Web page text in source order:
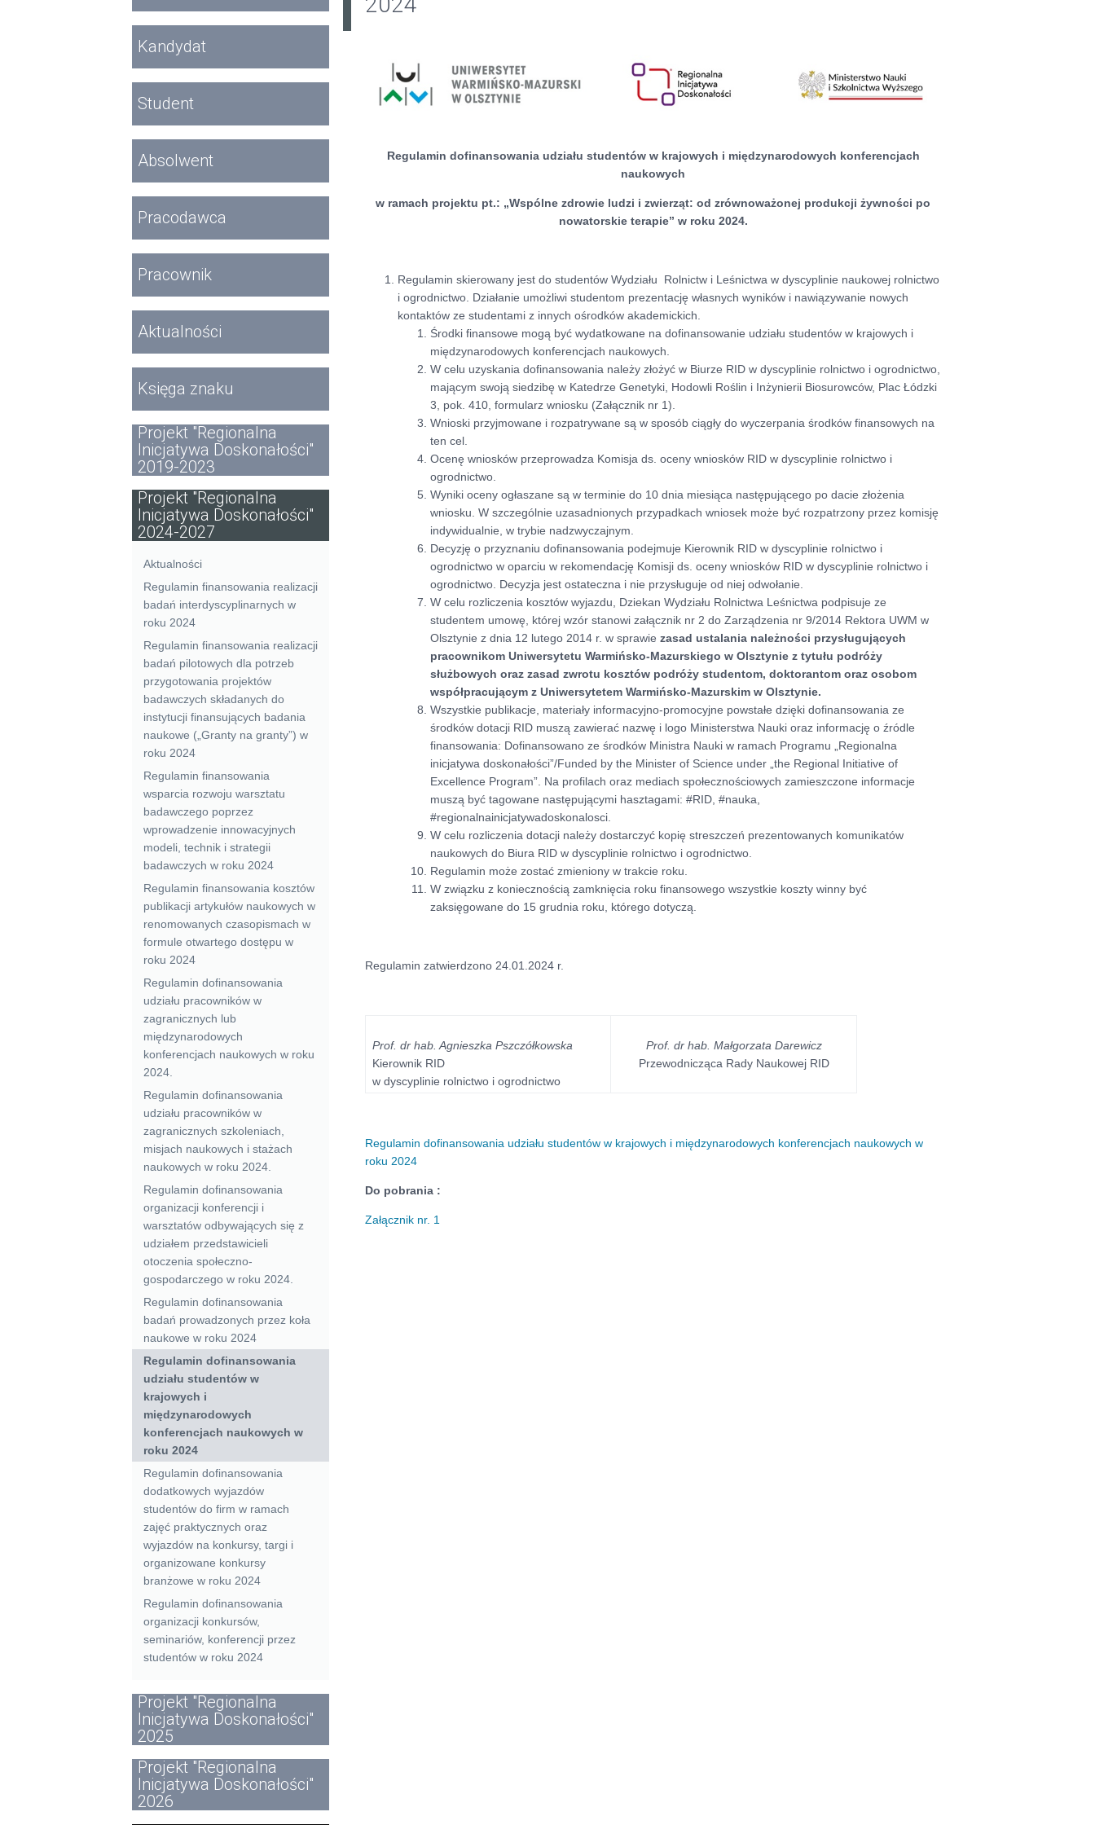
Kandydat
Student
Absolwent
Pracodawca
Pracownik
Aktualności
Księga znaku
Projekt "Regionalna
Inicjatywa Doskonałości"
2019-2023
Projekt "Regionalna
Inicjatywa Doskonałości"
2024-2027
Aktualności
Regulamin finansowania realizacji
badań interdyscyplinarnych w
roku 2024
Regulamin finansowania realizacji
badań pilotowych dla potrzeb
przygotowania projektów
badawczych składanych do
instytucji finansujących badania
naukowe („Granty na granty”) w
roku 2024
Regulamin finansowania
wsparcia rozwoju warsztatu
badawczego poprzez
wprowadzenie innowacyjnych
modeli, technik i strategii
badawczych w roku 2024
Regulamin finansowania kosztów
publikacji artykułów naukowych w
renomowanych czasopismach w
formule otwartego dostępu w
roku 2024
Regulamin dofinansowania
udziału pracowników w
zagranicznych lub
międzynarodowych
konferencjach naukowych w roku
2024.
Regulamin dofinansowania
udziału pracowników w
zagranicznych szkoleniach,
misjach naukowych i stażach
naukowych w roku 2024.
Regulamin dofinansowania
organizacji konferencji i
warsztatów odbywających się z
udziałem przedstawicieli
otoczenia społeczno-
gospodarczego w roku 2024.
Regulamin dofinansowania
badań prowadzonych przez koła
naukowe w roku 2024
Regulamin dofinansowania
udziału studentów w
krajowych i
międzynarodowych
konferencjach naukowych w
roku 2024
Regulamin dofinansowania
dodatkowych wyjazdów
studentów do firm w ramach
zajęć praktycznych oraz
wyjazdów na konkursy, targi i
organizowane konkursy
branżowe w roku 2024
Regulamin dofinansowania
organizacji konkursów,
seminariów, konferencji przez
studentów w roku 2024
Projekt "Regionalna
Inicjatywa Doskonałości"
2025
Projekt "Regionalna
Inicjatywa Doskonałości"
2026
Regulamin dofinansowania udziału studentów w krajowych i międzynarodowych konferencjach
naukowych
w ramach projektu pt.: „Wspólne zdrowie ludzi i zwierząt: od zrównoważonej produkcji żywności po
nowatorskie terapie” w roku 2024.
Regulamin skierowany jest do studentów Wydziału Rolnictw i Leśnictwa w dyscyplinie naukowej rolnictwo
i ogrodnictwo. Działanie umożliwi studentom prezentację własnych wyników i nawiązywanie nowych
kontaktów ze studentami z innych ośrodków akademickich.
Środki finansowe mogą być wydatkowane na dofinansowanie udziału studentów w krajowych i
międzynarodowych konferencjach naukowych.
W celu uzyskania dofinansowania należy złożyć w Biurze RID w dyscyplinie rolnictwo i ogrodnictwo,
mającym swoją siedzibę w Katedrze Genetyki, Hodowli Roślin i Inżynierii Biosurowców, Plac Łódzki
3, pok. 410, formularz wniosku (Załącznik nr 1).
Wnioski przyjmowane i rozpatrywane są w sposób ciągły do wyczerpania środków finansowych na
ten cel.
Ocenę wniosków przeprowadza Komisja ds. oceny wniosków RID w dyscyplinie rolnictwo i
ogrodnictwo.
Wyniki oceny ogłaszane są w terminie do 10 dnia miesiąca następującego po dacie złożenia
wniosku. W szczególnie uzasadnionych przypadkach wniosek może być rozpatrzony przez komisję
indywidualnie, w trybie nadzwyczajnym.
Decyzję o przyznaniu dofinansowania podejmuje Kierownik RID w dyscyplinie rolnictwo i
ogrodnictwo w oparciu w rekomendację Komisji ds. oceny wniosków RID w dyscyplinie rolnictwo i
ogrodnictwo. Decyzja jest ostateczna i nie przysługuje od niej odwołanie.
W celu rozliczenia kosztów wyjazdu, Dziekan Wydziału Rolnictwa Leśnictwa podpisuje ze
studentem umowę, której wzór stanowi załącznik nr 2 do Zarządzenia nr 9/2014 Rektora UWM w
Olsztynie z dnia 12 lutego 2014 r. w sprawie zasad ustalania należności przysługujących
pracownikom Uniwersytetu Warmińsko-Mazurskiego w Olsztynie z tytułu podróży
służbowych oraz zasad zwrotu kosztów podróży studentom, doktorantom oraz osobom
współpracującym z Uniwersytetem Warmińsko-Mazurskim w Olsztynie.
Wszystkie publikacje, materiały informacyjno-promocyjne powstałe dzięki dofinansowania ze
środków dotacji RID muszą zawierać nazwę i logo Ministerstwa Nauki oraz informację o źródle
finansowania: Dofinansowano ze środków Ministra Nauki w ramach Programu „Regionalna
inicjatywa doskonałości”/Funded by the Minister of Science under „the Regional Initiative of
Excellence Program”. Na profilach oraz mediach społecznościowych zamieszczone informacje
muszą być tagowane następującymi hasztagami: #RID, #nauka,
#regionalnainicjatywadoskonalosci.
W celu rozliczenia dotacji należy dostarczyć kopię streszczeń prezentowanych komunikatów
naukowych do Biura RID w dyscyplinie rolnictwo i ogrodnictwo.
Regulamin może zostać zmieniony w trakcie roku.
W związku z koniecznością zamknięcia roku finansowego wszystkie koszty winny być
zaksięgowane do 15 grudnia roku, którego dotyczą.
Regulamin zatwierdzono 24.01.2024 r.
Prof. dr hab. Agnieszka Pszczółkowska
Kierownik RID
w dyscyplinie rolnictwo i ogrodnictwo
Prof. dr hab. Małgorzata Darewicz
Przewodnicząca Rady Naukowej RID
Regulamin dofinansowania udziału studentów w krajowych i międzynarodowych konferencjach naukowych w
roku 2024
Do pobrania :
Załącznik nr. 1